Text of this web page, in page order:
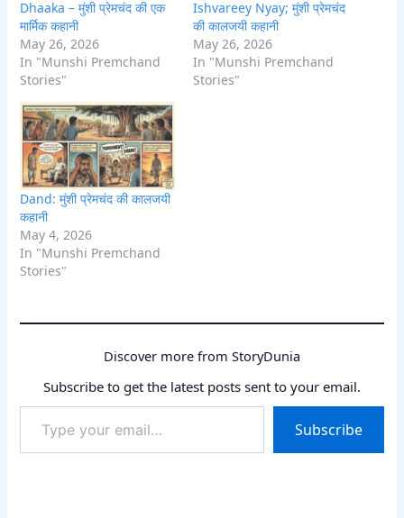
Dhaaka – मुंशी प्रेमचंद की एक
मार्मिक कहानी
May 26, 2026
In "Munshi Premchand
Stories"
Ishvareey Nyay; मुंशी प्रेमचंद
की कालजयी कहानी
May 26, 2026
In "Munshi Premchand
Stories"
Dand: मुंशी प्रेमचंद की कालजयी
कहानी
May 4, 2026
In "Munshi Premchand
Stories"
Discover more from StoryDunia
Subscribe to get the latest posts sent to your email.
your
email…
Subscribe